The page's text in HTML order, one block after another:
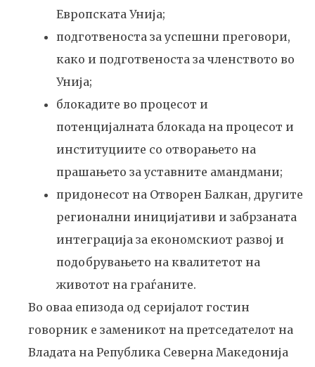
Европската Унија;
подготвеноста за успешни преговори,
како и подготвеноста за членството во
Унија;
блокадите во процесот и
потенцијалната блокада на процесот и
институциите со отворањето на
прашањето за уставните амандмани;
придонесот на Отворен Балкан, другите
регионални иницијативи и забрзаната
интеграција за економскиот развој и
подобрувањето на квалитетот на
животот на граѓаните.
Во оваа епизода од серијалот гостин
говорник е заменикот на претседателот на
Владата на Република Северна Македонија